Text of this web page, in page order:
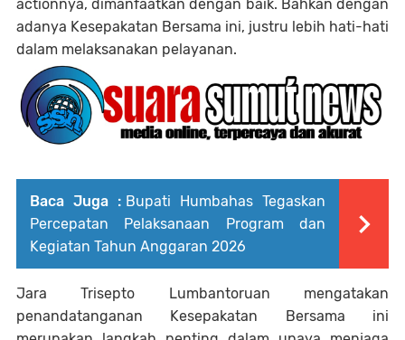
actionnya, dimanfaatkan dengan baik. Bahkan dengan
adanya Kesepakatan Bersama ini, justru lebih hati-hati
dalam melaksanakan pelayanan.
Baca Juga : Bupati Humbahas Tegaskan
Percepatan Pelaksanaan Program dan
Kegiatan Tahun Anggaran 2026
Jara Trisepto Lumbantoruan mengatakan
penandatanganan Kesepakatan Bersama ini